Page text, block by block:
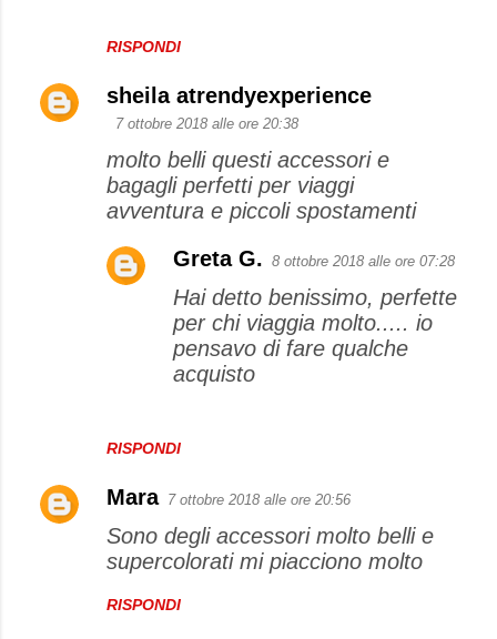
RISPONDI
sheila atrendyexperience
7 ottobre 2018 alle ore 20:38
molto belli questi accessori e
bagagli perfetti per viaggi
avventura e piccoli spostamenti
RISPONDI
Greta G. 8 ottobre 2018 alle ore 07:28
Hai detto benissimo, perfette
per chi viaggia molto..... io
pensavo di fare qualche
acquisto
Mara 7 ottobre 2018 alle ore 20:56
Sono degli accessori molto belli e
supercolorati mi piacciono molto
RISPONDI